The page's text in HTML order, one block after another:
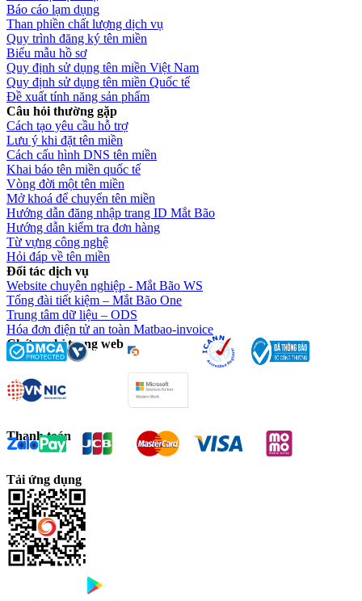
Báo cáo lạm dụng
Than phiền chất lượng dịch vụ
Quy trình đăng ký tên miền
Biểu mẫu hồ sơ
Quy định sử dụng tên miền Việt Nam
Quy định sử dụng tên miền Quốc tế
Đề xuất tính năng sản phẩm
Câu hỏi thường gặp
Cách tạo yêu cầu hỗ trợ
Lưu ý khi đặt tên miền
Cách cấu hình DNS tên miền
Khai báo tên miền quốc tế
Vòng đời một tên miền
Mở khoá để chuyển tên miền
Hướng dẫn đăng nhập trang ID Mắt Bão
Hướng dẫn kiểm tra đơn hàng
Từ vựng công nghệ
Hỏi đáp về tên miền
Đối tác dịch vụ
Website chuyên nghiệp - Mắt Bão WS
Tổng đài tiết kiệm – Mắt Bão One
Trung tâm dữ liệu – ODS
Hóa đơn điện tử an toàn Matbao-invoice
Chứng chỉ trang web
Thanh toán
Tải ứng dụng